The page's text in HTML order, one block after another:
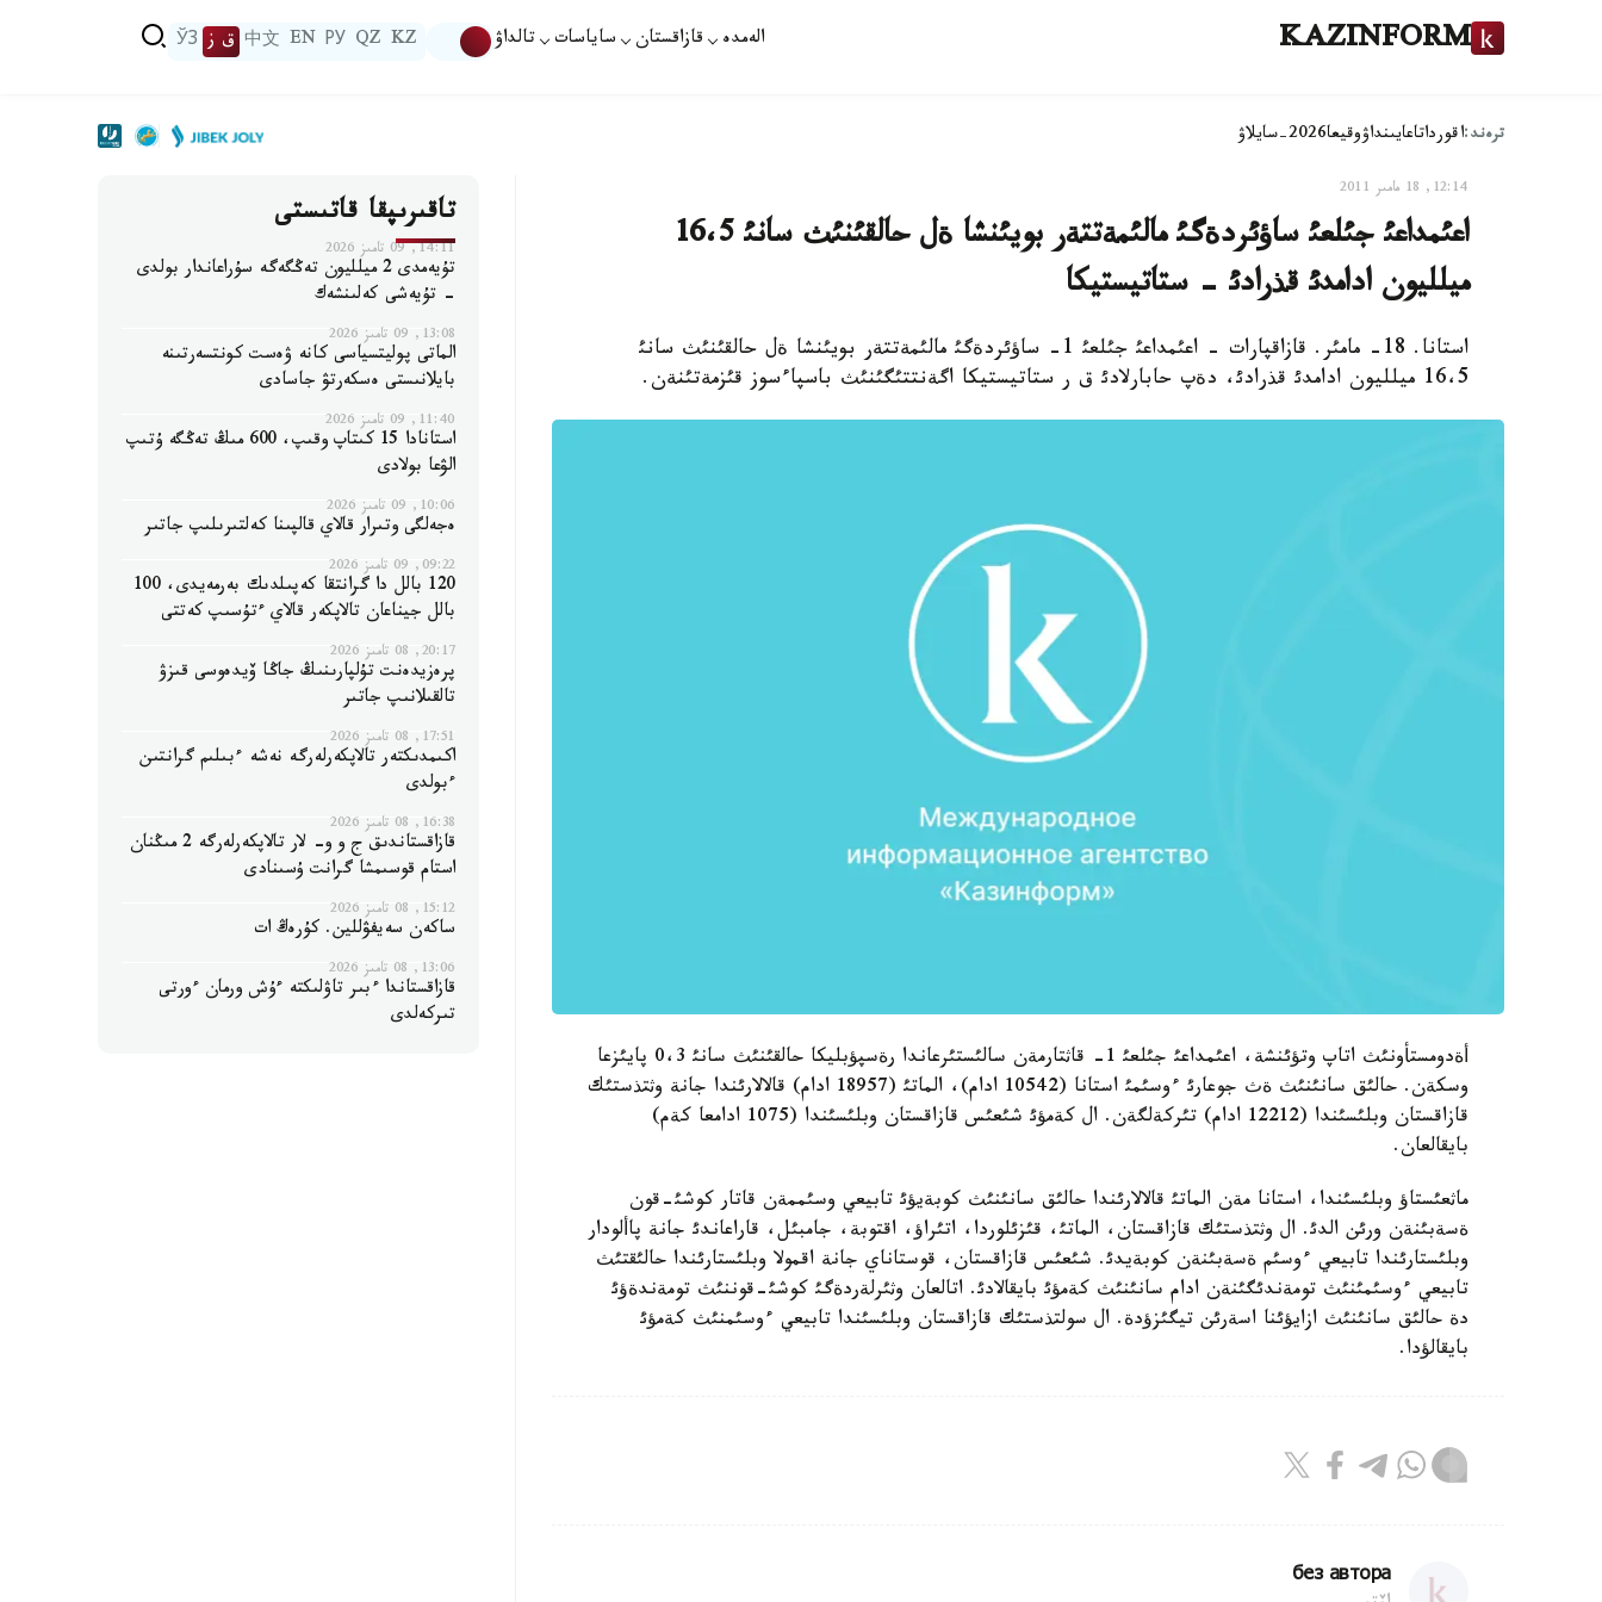
KAZINFORM الەمدە قازاقستان ساياسات تالداۋ KZ
QZ
РУ
EN
中文 ق ز ЎЗ
ترەند:اقورداتاعايىنداۋوقيعا2026-سايلاۋ
12:14, 18 مامىر 2011
اعئمداعئ جئلعئ ساؤئردةگئ مالئمةتتةر بويئنشا ةل حالقئنئث سانئ 16،5
ميلليون ادامدئ قذرادئ - ستاتيستيكا
استانا. 18- مامئر. قازاقپارات - اعئمداعئ جئلعئ 1- ساؤئردةگئ مالئمةتتةر بويئنشا ةل حالقئنئث سانئ
16،5 ميلليون ادامدئ قذرادئ، دةپ حابارلادئ ق ر ستاتيستيكا اگةنتتئگئنئث باسپاءسوز قئزمةتئنةن.
أةدومستأونئث اتاپ وتؤئنشة، اعئمداعئ جئلعئ 1- قاثتارمةن سالئستئرعاندا رةسپؤبليكا حالقئنئث سانئ 0،3 پايئزعا
وسكةن. حالئق سانئنئث ةث جوعارئ ءوسئمئ استانا (10542 ادام)، الماتئ (18957 ادام) قالالارئندا جانة وثتذستئك
قازاقستان وبلئسئندا (12212 ادام) تئركةلگةن. ال كةمؤئ شئعئس قازاقستان وبلئسئندا (1075 ادامعا كةم)
بايقالعان.
ماثعئستاؤ وبلئسئندا، استانا مةن الماتئ قالالارئندا حالئق سانئنئث كوبةيؤئ تابيعي وسئممةن قاتار كوشئ-قون
ةسةبئنةن ورئن الدئ. ال وثتذستئك قازاقستان، الماتئ، قئزئلوردا، اتئراؤ، اقتوبة، جامبئل، قاراعاندئ جانة پاألودار
وبلئستارئندا تابيعي ءوسئم ةسةبئنةن كوبةيدئ. شئعئس قازاقستان، قوستاناي جانة اقمولا وبلئستارئندا حالئقتئث
تابيعي ءوسئمئنئث تومةندئگئنةن ادام سانئنئث كةمؤئ بايقالادئ. اتالعان وثئرلةردةگئ كوشئ-قوننئث تومةندةؤئ
دة حالئق سانئنئث ازايؤئنا اسةرئن تيگئزؤدة. ال سولتذستئك قازاقستان وبلئسئندا تابيعي ءوسئمنئث كةمؤئ
بايقالؤدا.
без автора
تاقىرىپقا قاتىستى
14:11, 09 تامىز 2026
تۇيەمدى 2 ميلليون تەڭگەگە سۇراعاندار بولدى
- تۇيەشى كەلىنشەك
13:08, 09 تامىز 2026
الماتى پوليتسياسى كانە ۋەست كونتسەرتىنە
بايلانىستى ەسكەرتۋ جاسادى
11:40, 09 تامىز 2026
استانادا 15 كىتاپ وقىپ، 600 مىڭ تەڭگە ۇتىپ
الۋعا بولادى
10:06, 09 تامىز 2026
ەجەلگى وتىرار قالاي قالپىنا كەلتىرىلىپ جاتىر
09:22, 09 تامىز 2026
120 بالل دا گرانتقا كەپىلدىك بەرمەيدى، 100
بالل جيناعان تالاپكەر قالاي ءتۇسىپ كەتتى
20:17, 08 تامىز 2026
پرەزيدەنت تۇلپارىنىڭ جاڭا ۆيدەوسى قىزۋ
تالقىلانىپ جاتىر
17:51, 08 تامىز 2026
اكىمدىكتەر تالاپكەرلەرگە نەشە ءبىلىم گرانتىن
ءبولدى
16:38, 08 تامىز 2026
قازاقستاندىق ج و و- لار تالاپكەرلەرگە 2 مىڭنان
استام قوسىمشا گرانت ۇسىنادى
15:12, 08 تامىز 2026
ساكەن سەيفۋللين. كۇرەڭ ات
13:06, 08 تامىز 2026
قازاقستاندا ءبىر تاۋلىكتە ءۇش ورمان ءورتى
تىركەلدى